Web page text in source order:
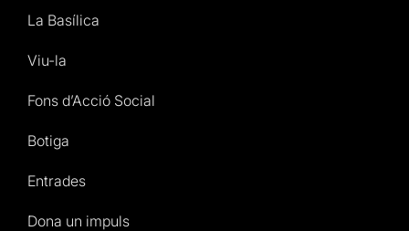
La Basílica
Viu-la
Fons d’Acció Social
Botiga
Entrades
Dona un impuls